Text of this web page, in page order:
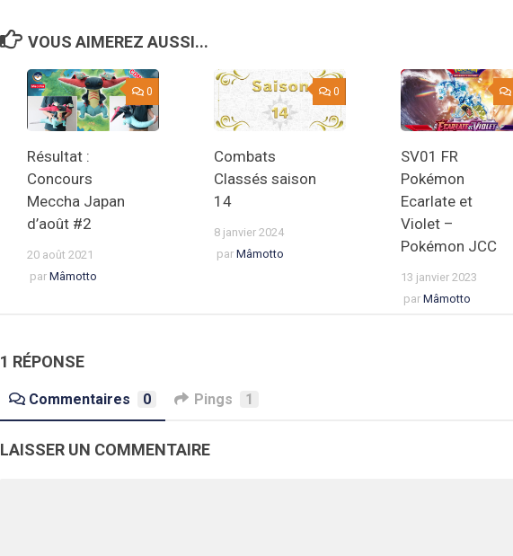
VOUS AIMEREZ AUSSI...
0
Résultat :
Concours
Meccha Japan
d’août #2
20 août 2021
par Mâmotto
0
Combats
Classés saison
14
8 janvier 2024
par Mâmotto
SV01 FR
Pokémon
Ecarlate et
Violet –
Pokémon JCC
13 janvier 2023
par Mâmotto
1 RÉPONSE
Commentaires 0 Pings 1
LAISSER UN COMMENTAIRE